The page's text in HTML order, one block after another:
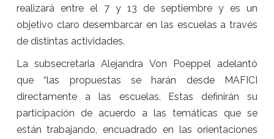
realizará entre el 7 y 13 de septiembre y es un
objetivo claro desembarcar en las escuelas a través
de distintas actividades.
La subsecretaria Alejandra Von Poeppel adelantó
que “las propuestas se harán desde MAFICI
directamente a las escuelas. Estas definirán su
participación de acuerdo a las temáticas que se
están trabajando, encuadrado en las orientaciones